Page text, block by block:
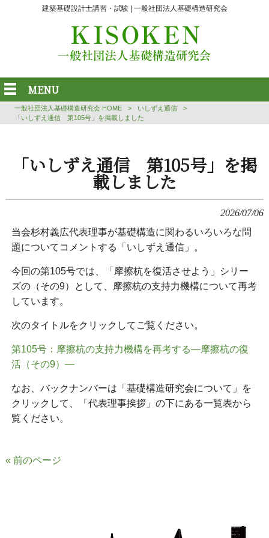
建築基礎設計士講習・試験 | 一般社団法人基礎構造研究会
MENU
一般社団法人基礎構造研究会 HOME > いしずえ通信
>
「いしずえ通信 第105号」を掲載しました
「いしずえ通信 第105号」を掲
載しました
2026/07/06
当会杉村義広代表理事が基礎構造に関わるいろいろな問
題についてコメントする「いしずえ通信」。
今回の第105号では、「摩擦杭を復活させよう」シリー
ズの（その9）として、
摩擦杭の支持力機構について再考
しています。
次のタイトルをクリックしてご覧ください。
第105号：摩擦杭の支持力機構を再考する―摩擦杭の復
活（その9） ―
なお、バックナンバーは「基礎構造研究会について」を
クリックして、「代表理事挨拶」の下にある一覧表から
覧ください。
« 前のページ